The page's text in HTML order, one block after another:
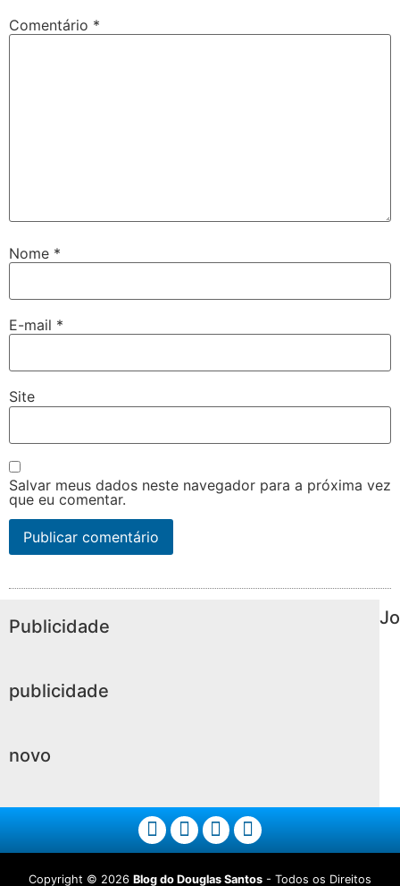
Comentário *
Nome *
E-mail *
Site
Salvar meus dados neste navegador para a próxima vez
que eu comentar.
Publicidade
publicidade
novo
Jo
Copyright © 2026 Blog do Douglas Santos - Todos os Direitos